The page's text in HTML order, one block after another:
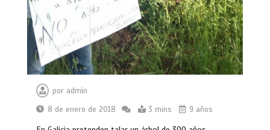
por admin
8 de enero de 2018
3 mins 9 años